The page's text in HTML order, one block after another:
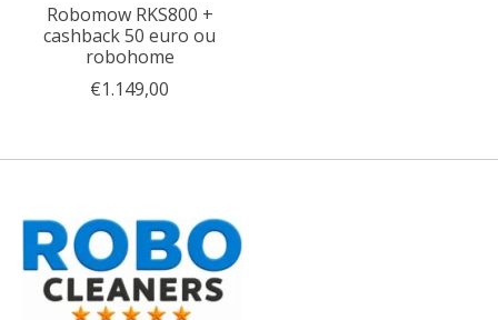
Robomow RKS800 +
cashback 50 euro ou
robohome
€1.149,00